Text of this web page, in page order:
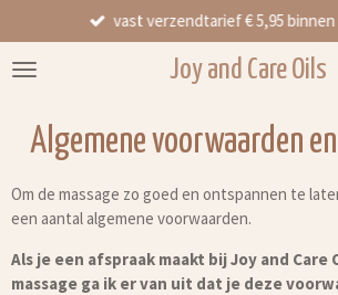
direct
naar
Joy and Care Oils
vast verzendtarief € 5,95
Algemene voorwaarden
Om de massage zo goed en ontspannen te
een aantal algemene voorwaarden.
Als je een afspraak maakt bij Joy and Care
massage ga ik er van uit dat je deze